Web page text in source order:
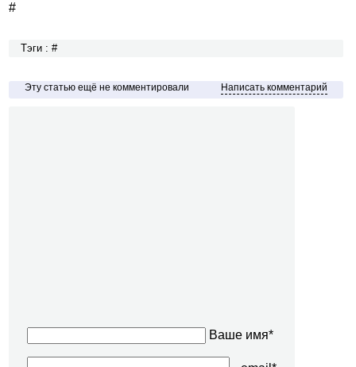
#
Тэги : #
Эту статью ещё не комментировали Написать комментарий
Ваше имя*